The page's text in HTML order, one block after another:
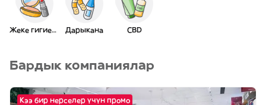
Жеке гигиена Дарыкана CBD
Бардык компаниялар
Кээ бир нерселер үчүн промо